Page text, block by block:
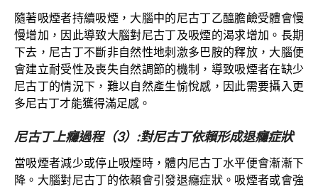
隨著吸煙者持續吸煙，大腦中的尼古丁乙醯膽鹼受體會慢
慢增加，因此導致大腦對尼古丁及吸煙的渴求增加。長期
下去，尼古丁不斷非自然性地刺激多巴胺的釋放，大腦便
會建立耐受性及喪失自然調節的機制，導致吸煙者在缺少
尼古丁的情況下，難以自然產生愉悅感，因此需要攝入更
多尼古丁才能獲得滿足感。
尼古丁上癮過程（3） :對尼古丁依賴形成退癮症狀
當吸煙者減少或停止吸煙時，體内尼古丁水平便會漸漸下
降。大腦對尼古丁的依賴會引發退癮症狀。吸煙者或會強